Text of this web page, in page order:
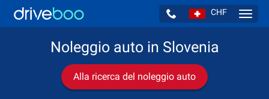
CHF
Noleggio auto in Slovenia
Alla ricerca del noleggio auto